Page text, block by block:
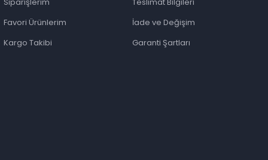
Favori Ürünlerim
Kargo Takibi
İade ve Değişim
Garanti Şartları